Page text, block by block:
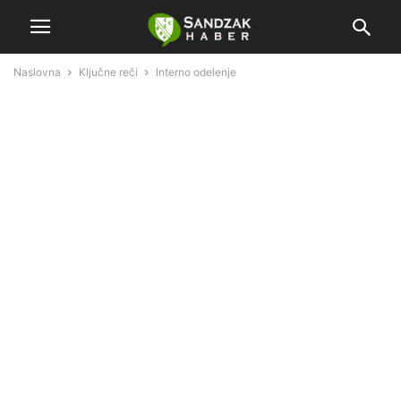
Naslovna Ključne reči Interno odelenje